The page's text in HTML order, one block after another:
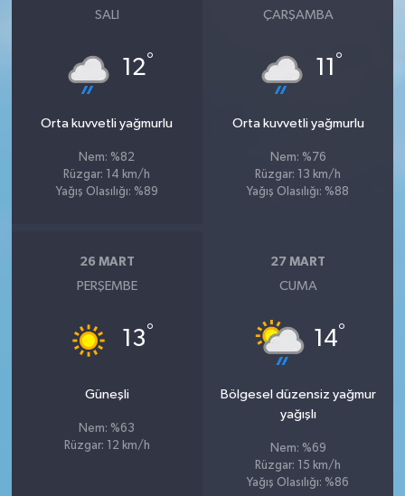
SALI
12°
Orta kuvvetli yağmurlu
Nem: %82
Rüzgar: 14 km/h
Yağış Olasılığı: %89
ÇARŞAMBA
11 °
Orta kuvvetli yağmurlu
Nem: %76
Rüzgar: 13 km/h
Yağış Olasılığı: %88
26 MART
PERŞEMBE
13°
Güneşli
Nem: %63
Rüzgar: 12 km/h
27 MART
CUMA
14°
Bölgesel düzensiz yağmur
yağışlı
Nem: %69
Rüzgar: 15 km/h
Yağış Olasılığı: %86